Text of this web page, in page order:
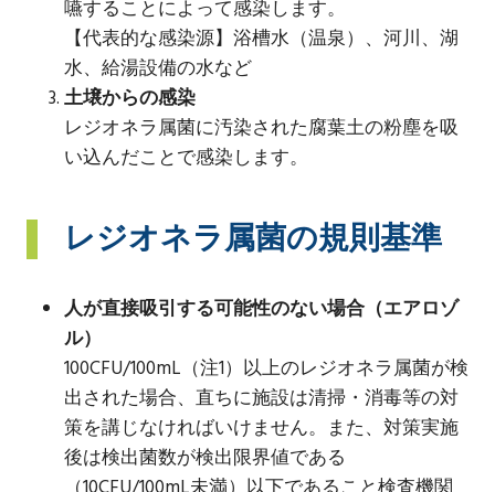
嚥することによって感染します。
【代表的な感染源】浴槽水（温泉）、河川、湖
水、給湯設備の水など
土壌からの感染
レジオネラ属菌に汚染された腐葉土の粉塵を吸
い込んだことで感染します。
レジオネラ属菌の規則基準
人が直接吸引する可能性のない場合（エアロゾ
ル）
100CFU/100mL（注1）以上のレジオネラ属菌が検
出された場合、直ちに施設は清掃・消毒等の対
策を講じなければいけません。また、対策実施
後は検出菌数が検出限界値である